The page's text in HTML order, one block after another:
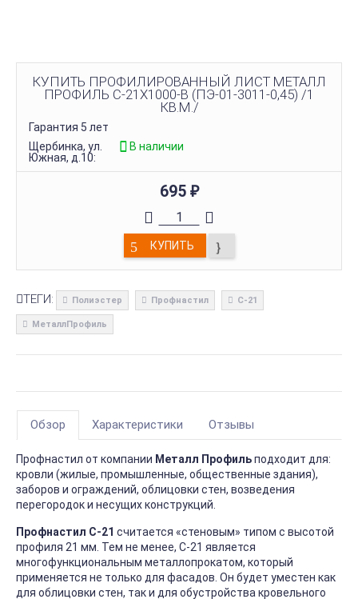
КУПИТЬ ПРОФИЛИРОВАННЫЙ ЛИСТ МЕТАЛЛ
ПРОФИЛЬ С-21Х1000-B (ПЭ-01-3011-0,45) /1
КВ.М./
Гарантия 5 лет
Щербинка, ул.
Южная, д.10:
В наличии
695 ₽
КУПИТЬ
ТЕГИ: Полиэстер Профнастил С-21
МеталлПрофиль
Обзор Характеристики Отзывы
Профнастил от компании Металл Профильподходит для:
кровли (жилые, промышленные, общественные здания),
заборов и ограждений, облицовки стен, возведения
перегородок и несущих конструкций.
Профнастил С-21 считается «стеновым» типом с высотой
профиля 21 мм. Тем не менее, С-21 является
многофункциональным металлопрокатом, который
применяется не только для фасадов. Он будет уместен как
для облицовки стен, так и для обустройства кровельного